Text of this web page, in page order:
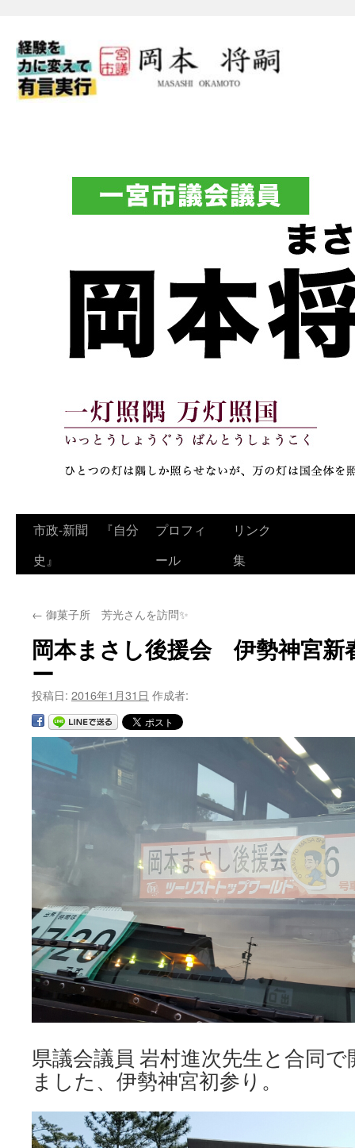
コ
ン
へ
キ
ッ
市政‐新聞 『自分
史』
プロフィ
ール
リンク
集
← 御菓子所 芳光さんを訪問✨
岡本まさし後援会 伊勢神宮新
ー
投稿日: 2016年1月31日 作成者:
県議会議員 岩村進次先生と合同
ました、伊勢神宮初参り。